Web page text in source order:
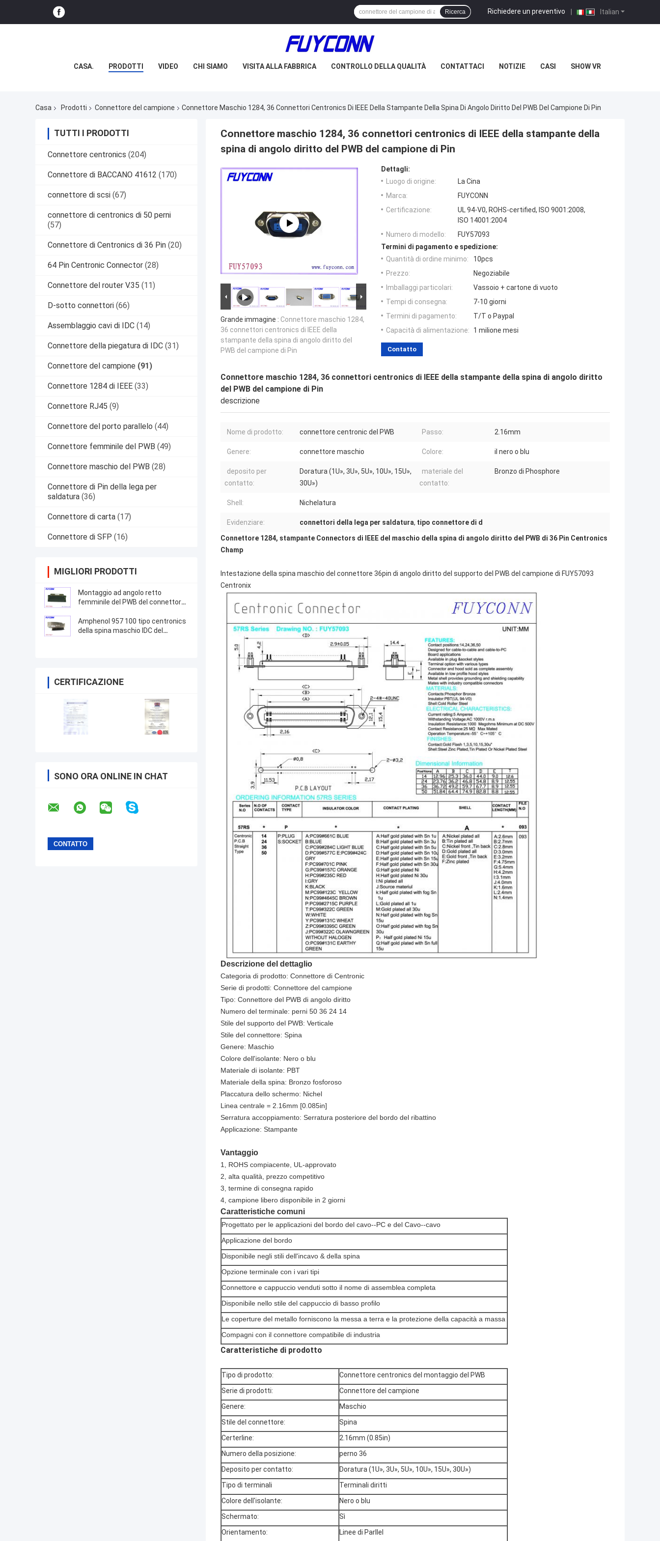
Italian
Richiedere un preventivo |
Ricerca
CASA. PRODOTTI VIDEO CHI SIAMO VISITA ALLA FABBRICA CONTROLLO DELLA QUALITÀ CONTATTACI NOTIZIE CASI SHOW VR
Casa Prodotti Connettore del campione Connettore Maschio 1284, 36 Connettori Centronics Di IEEE Della Stampante Della Spina Di Angolo Diritto Del PWB Del Campione Di Pin
TUTTI I PRODOTTI
Connettore centronics (204)
Connettore di BACCANO 41612 (170)
connettore di scsi (67)
connettore di centronics di 50 perni
(57)
Connettore di Centronics di 36 Pin (20)
64 Pin Centronic Connector (28)
Connettore del router V.35 (11)
D-sotto connettori (66)
Assemblaggio cavi di IDC (14)
Connettore della piegatura di IDC (31)
Connettore del campione (91)
Connettore 1284 di IEEE (33)
Connettore RJ45 (9)
Connettore del porto parallelo (44)
Connettore femminile del PWB (49)
Connettore maschio del PWB (28)
Connettore di Pin della lega per
saldatura (36)
Connettore di carta (17)
Connettore di SFP (16)
MIGLIORI PRODOTTI
Montaggio ad angolo retto
femminile del PWB del connettore
Amphenol 957 100 tipo centronics
della spina maschio IDC del
CERTIFICAZIONE
SONO ORA ONLINE IN CHAT
Connettore maschio 1284, 36 connettori centronics di IEEE della stampante della
spina di angolo diritto del PWB del campione di Pin
Grande immagine : Connettore maschio 1284,
36 connettori centronics di IEEE della
stampante della spina di angolo diritto del
PWB del campione di Pin
Dettagli:
Luogo di origine:
La Cina
Marca:
FUYCONN
Certificazione:
UL 94-V0, ROHS-certified, ISO 9001:2008,
ISO 14001:2004
Numero di modello:
FUY57093
Termini di pagamento e spedizione:
Quantità di ordine minimo:
10pcs
Prezzo:
Negoziabile
Imballaggi particolari:
Vassoio + cartone di vuoto
Tempi di consegna:
7-10 giorni
Termini di pagamento:
T/T o Paypal
Capacità di alimentazione:
1 milione mesi
Contatto
Connettore maschio 1284, 36 connettori centronics di IEEE della stampante della spina di angolo diritto
del PWB del campione di Pin
descrizione
Nome di prodotto: connettore centronic del PWB Passo: 2.16mm
Genere: connettore maschio Colore: il nero o blu
deposito per
contatto:
Doratura (1U», 3U», 5U», 10U», 15U»,
30U»)
materiale del
contatto:
Bronzo di Phosphore
Shell: Nichelatura
Evidenziare: connettori della lega per saldatura, tipo connettore di d
Connettore 1284, stampante Connectors di IEEE del maschio della spina di angolo diritto del PWB di 36 Pin Centronics
Champ
Intestazione della spina maschio del connettore 36pin di angolo diritto del supporto del PWB del campione di FUY57093
Centronix
Descrizione del dettaglio
Categoria di prodotto: Connettore di Centronic
Serie di prodotti: Connettore del campione
Tipo: Connettore del PWB di angolo diritto
Numero del terminale: perni 50 36 24 14
Stile del supporto del PWB: Verticale
Stile del connettore: Spina
Genere: Maschio
Colore dell'isolante: Nero o blu
Materiale di isolante: PBT
Materiale della spina: Bronzo fosforoso
Placcatura dello schermo: Nichel
Linea centrale = 2.16mm [0.085in]
Serratura accoppiamento: Serratura posteriore del bordo del ribattino
Applicazione: Stampante
Vantaggio
1, ROHS compiacente, UL-approvato
2, alta qualità, prezzo competitivo
3, termine di consegna rapido
4, campione libero disponibile in 2 giorni
Caratteristiche comuni
Progettato per le applicazioni del bordo del cavo--PC e del Cavo--cavo
Applicazione del bordo
Disponibile negli stili dell'incavo & della spina
Opzione terminale con i vari tipi
Connettore e cappuccio venduti sotto il nome di assemblea completa
Disponibile nello stile del cappuccio di basso profilo
Le coperture del metallo forniscono la messa a terra e la protezione della capacità a massa
Compagni con il connettore compatibile di industria
Caratteristiche di prodotto
Tipo di prodotto:
Connettore centronics del montaggio del PWB
Serie di prodotti:
Connettore del campione
Genere:
Maschio
Stile del connettore:
Spina
Certerline:
2.16mm (0.85in)
Numero della posizione:
perno 36
Deposito per contatto:
Doratura (1U», 3U», 5U», 10U», 15U», 30U»)
Tipo di terminali
Terminali diritti
Colore dell'isolante:
Nero o blu
Schermato:
Sì
Orientamento:
Linee di Parllel